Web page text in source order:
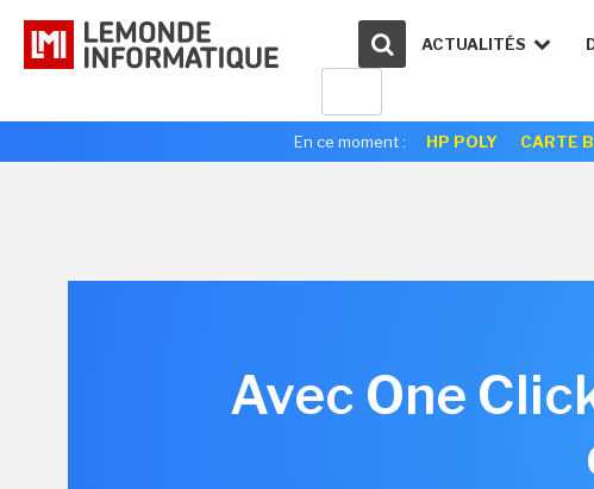
ACTUALITÉS
En ce moment : HP POLY CARTE
Avec One